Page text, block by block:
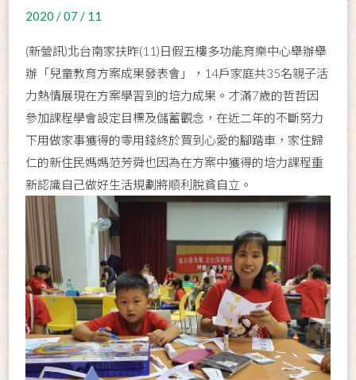
2020 / 07 / 11
(新營訊)北台南家扶昨(11)日假五樓多功能育樂中心舉辦舉
辦「兒童教育方案成果發表會」，14戶家庭共35名親子活
力熱情展現在方案學習到的培力成果。才滿7歲的哲哲因
參加課程學會設定目標及儲蓄觀念，在近二年的不斷努力
下用做家事獲得的零用錢終於買到心愛的腳踏車，家住歸
仁的新住民媽媽范芳舜也因為在方案中獲得的培力課程重
新認識自己做好生活規劃將順利脫貧自立。